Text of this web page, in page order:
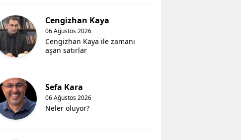
Cengizhan Kaya
06 Ağustos 2026
Cengizhan Kaya ile zamanı
aşan satırlar
Sefa Kara
06 Ağustos 2026
Neler oluyor?